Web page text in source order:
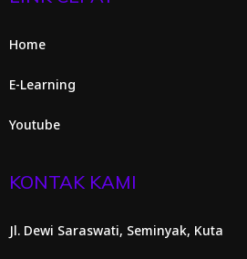
Home
E-Learning
Youtube
KONTAK KAMI
Jl. Dewi Saraswati, Seminyak, Kuta